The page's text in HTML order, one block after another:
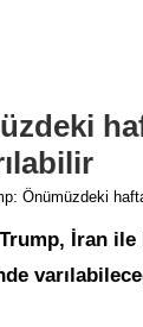
Önümüzdeki
İran